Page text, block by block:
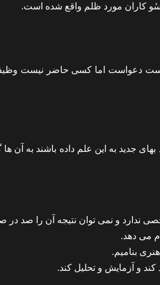
سٔو کاران مورد ظلم واقع شده است.
است دعواست اما کسی حاضر نیست
جدید به این علم داده باشند به آن
ندارد و نمی توان نتیجه آن را صد در
می دهد.
بنامیم.
کند و آزمایش و تحلیل کند.